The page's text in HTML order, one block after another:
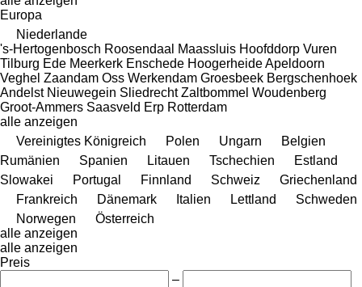
Europa
Niederlande
's-Hertogenbosch Roosendaal Maassluis Hoofddorp Vuren
Tilburg Ede Meerkerk Enschede HoogerheideApeldoorn
Veghel Zaandam Oss Werkendam Groesbeek Bergschenhoek
Andelst Nieuwegein Sliedrecht Zaltbommel Woudenberg
Groot-Ammers Saasveld Erp Rotterdam
alle anzeigen
Vereinigtes Königreich
Polen Ungarn
Belgien
Rumänien
Spanien Litauen Tschechien
Estland
Slowakei
Portugal Finnland Schweiz
Griechenland
Frankreich
Dänemark Italien Lettland
Schweden
Norwegen
Österreich
alle anzeigen
alle anzeigen
Preis
–